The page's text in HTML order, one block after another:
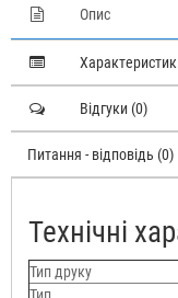
Опис
Відгуки (0)
Питання - відповідь (0)
Технічні
Тип друку
Тип